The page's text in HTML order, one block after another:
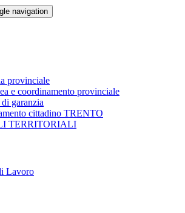
navigation
provinciale
e coordinamento provinciale
garanzia
cittadino TRENTO
TERRITORIALI
Lavoro